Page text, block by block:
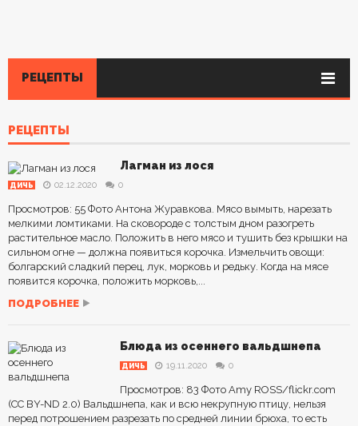
РЕЦЕПТЫ
РЕЦЕПТЫ
Лагман из лося
ДИЧЬ 02.12.2020 0
Просмотров: 55 Фото Антона Журавкова. Мясо вымыть, нарезать
мелкими ломтиками. На сковороде с толстым дном разогреть
растительное масло. Положить в него мясо и тушить без крышки на
сильном огне — должна появиться корочка. Измельчить овощи:
болгарский сладкий перец, лук, морковь и редьку. Когда на мясе
появится корочка, положить морковь,...
ПОДРОБНЕЕ
Блюда из осеннего вальдшнепа
ДИЧЬ 19.11.2020 0
Просмотров: 83 Фото Amy ROSS/flickr.com
(CC BY-ND 2.0) Вальдшнепа, как и всю некрупную птицу, нельзя
перед потрошением разрезать по средней линии брюха, то есть